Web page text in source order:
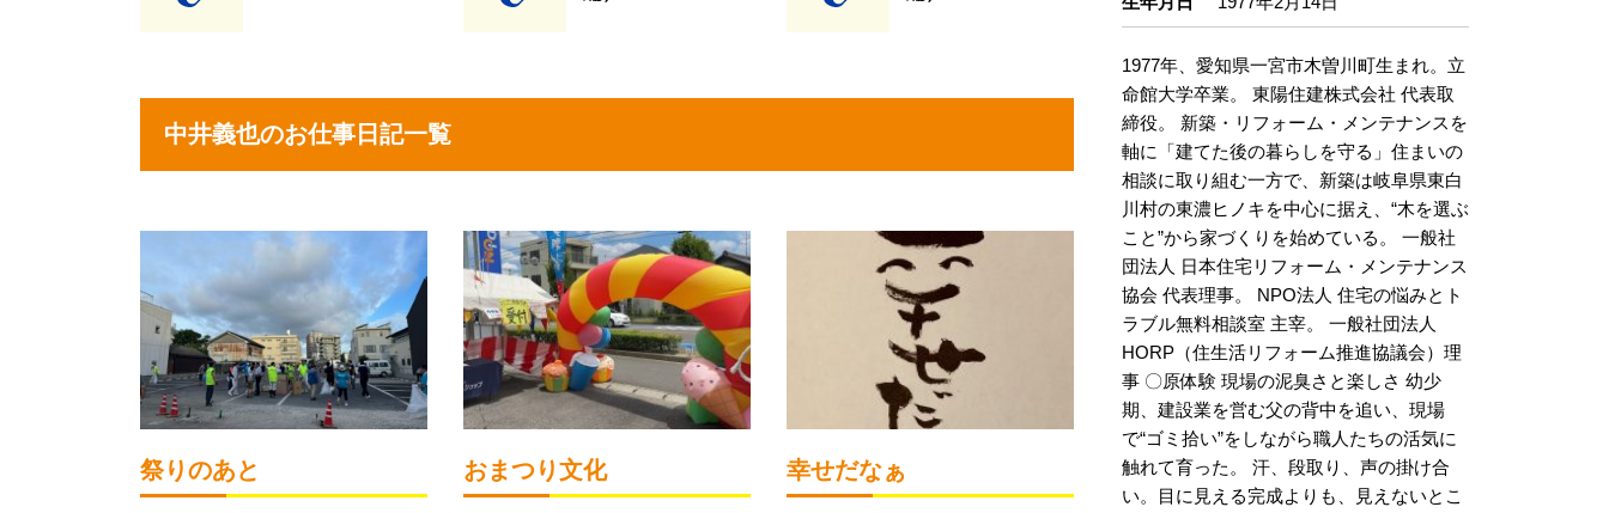
中井義也のお仕事日記一覧
祭りのあと おまつり文化 幸せだなぁ
1977年、愛知県一宮市木曽川町生まれ。立
命館大学卒業。 東陽住建株式会社 代表取
締役。 新築・リフォーム・メンテナンスを
軸に「建てた後の暮らしを守る」住まいの
相談に取り組む一方で、新築は岐阜県東白
川村の東濃ヒノキを中心に据え、“木を選ぶ
こと”から家づくりを始めている。 一般社
団法人 日本住宅リフォーム・メンテナンス
協会 代表理事。 NPO法人 住宅の悩みとト
ラブル無料相談室 主宰。 一般社団法人
HORP（住生活リフォーム推進協議会）理
事 〇原体験 現場の泥臭さと楽しさ 幼少
期、建設業を営む父の背中を追い、現場
で“ゴミ拾い”をしながら職人たちの活気に
触れて育った。 汗、段取り、声の掛け合
い。目に見える完成よりも、見えないとこ